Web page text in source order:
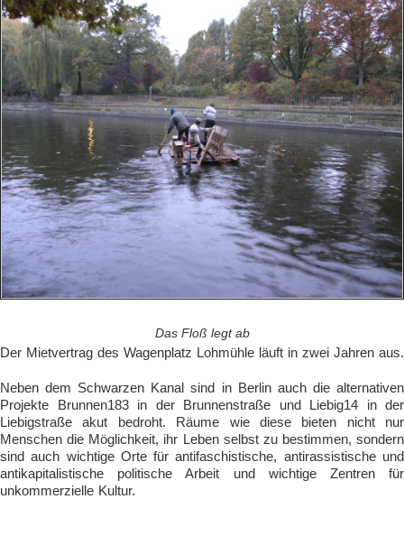
Das Floß legt ab
Der Mietvertrag des Wagenplatz Lohmühle läuft in zwei Jahren aus.
Neben dem Schwarzen Kanal sind in Berlin auch die alternativen
Projekte Brunnen183 in der Brunnenstraße und Liebig14 in der
Liebigstraße akut bedroht. Räume wie diese bieten nicht nur
Menschen die Möglichkeit, ihr Leben selbst zu bestimmen, sondern
sind auch wichtige Orte für antifaschistische, antirassistische und
antikapitalistische politische Arbeit und wichtige Zentren für
unkommerzielle Kultur.